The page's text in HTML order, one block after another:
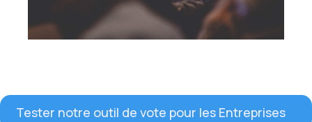
Tester notre outil de vote pour les Entreprises